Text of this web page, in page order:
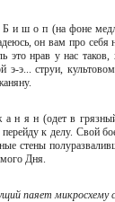
и ш о п (на фоне
он вам про
это нрав у нас
э-э... струи,
н я н (одет в
к делу. Свой
стены
Дня.
паяет микросхему